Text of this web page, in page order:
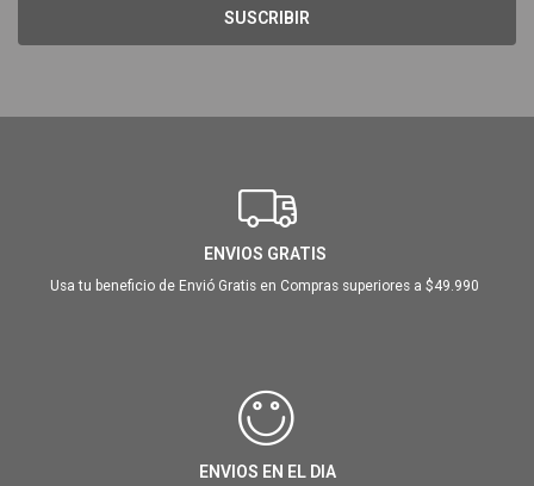
SUSCRIBIR
ENVIOS GRATIS
Usa tu beneficio de Envió Gratis en Compras superiores a $49.990
ENVIOS EN EL DIA